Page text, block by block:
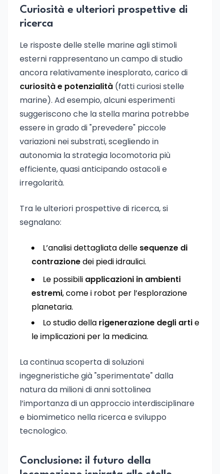
Curiosità e ulteriori prospettive di
ricerca
Le risposte delle stelle marine agli stimoli
esterni rappresentano un campo di studio
ancora relativamente inesplorato, carico di
curiosità e potenzialità (fatti curiosi stelle
marine). Ad esempio, alcuni esperimenti
suggeriscono che la stella marina potrebbe
essere in grado di "prevedere" piccole
variazioni nei substrati, scegliendo in
autonomia la strategia locomotoria più
efficiente, quasi anticipando ostacoli e
irregolarità.
Tra le ulteriori prospettive di ricerca, si
segnalano:
L’analisi dettagliata delle sequenze di
contrazionedei piedi idraulici.
Le possibili applicazioni in ambienti
estremi, come i robot per l’esplorazione
planetaria.
Lo studio della rigenerazione degli artie
le implicazioni per la medicina.
La continua scoperta di soluzioni
ingegneristiche già "sperimentate" dalla
natura da milioni di anni sottolinea
l’importanza di un approccio interdisciplinare
e biomimetico nella ricerca e sviluppo
tecnologico.
Conclusione: il futuro della